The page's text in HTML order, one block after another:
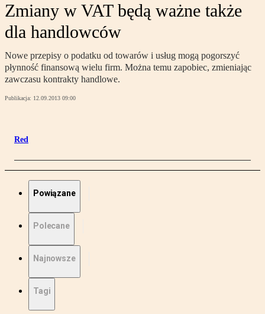
Zmiany w VAT będą ważne także
dla handlowców
Nowe przepisy o podatku od towarów i usług mogą pogorszyć
płynność finansową wielu firm. Można temu zapobiec, zmieniając
zawczasu kontrakty handlowe.
Publikacja: 12.09.2013 09:00
Red
Powiązane
Polecane
Najnowsze
Tagi